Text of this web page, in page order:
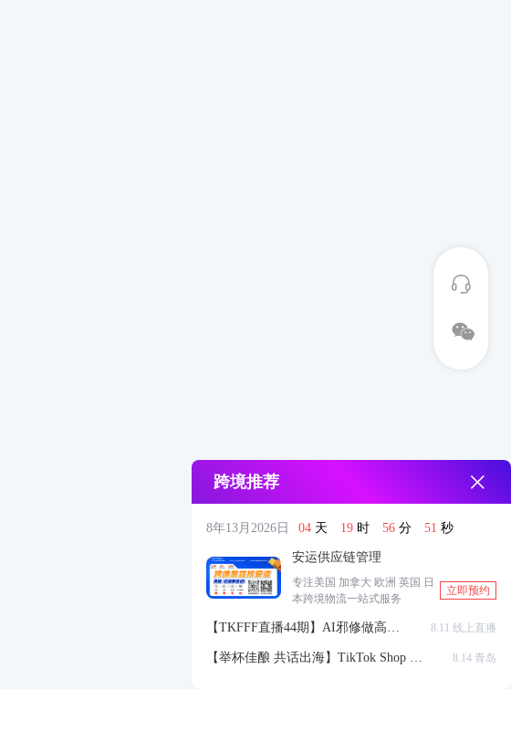
跨境推荐
8年13月2026日 04 天 19 时 56 分 50 秒
安运供应链管理
专注美国 加拿大 欧洲 英国 日
本跨境物流一站式服务
立即预约
【TKFFF直播44期】AI邪修做高点
带货视频
8.11 线上直播
【举杯佳酿 共话出海】TikTok Shop 全
8.14 青岛